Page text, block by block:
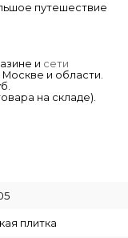
путешествие
и сети
Москве и области.
на складе).
плитка